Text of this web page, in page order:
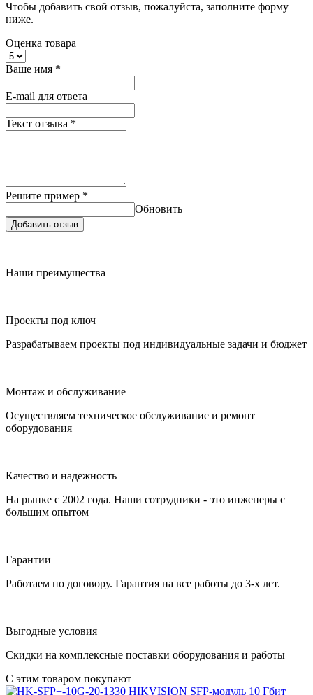
Чтобы добавить свой отзыв, пожалуйста, заполните форму
ниже.
Оценка товара
Ваше имя *
E-mail для ответа
Текст отзыва *
Решите пример *
Обновить
Добавить отзыв
Наши преимущества
Проекты под ключ
Разрабатываем проекты под индивидуальные задачи и бюджет
Монтаж и обслуживание
Осуществляем техническое обслуживание и ремонт
оборудования
Качество и надежность
На рынке с 2002 года. Наши сотрудники - это инженеры с
большим опытом
Гарантии
Работаем по договору. Гарантия на все работы до 3-х лет.
Выгодные условия
Скидки на комплексные поставки оборудования и работы
С этим товаром покупают